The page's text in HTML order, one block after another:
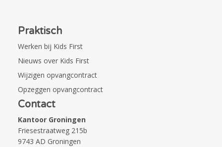
Praktisch
Werken bij Kids First
Nieuws over Kids First
Wijzigen opvangcontract
Opzeggen opvangcontract
Contact
Kantoor Groningen
Friesestraatweg 215b
9743 AD Groningen